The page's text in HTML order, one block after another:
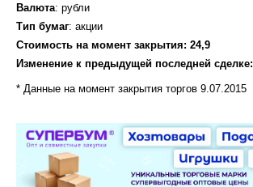
Валюта: рубли
Тип бумаг: акции
Стоимость на момент закрытия: 24,9
Изменение к предыдущей последней сделке:
* Данные на момент закрытия торгов 9.07.2015